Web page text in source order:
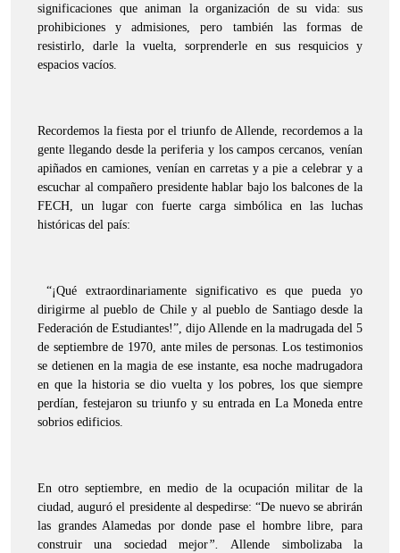
significaciones que animan la organización de su vida: sus
prohibiciones y admisiones, pero también las formas de
resistirlo, darle la vuelta, sorprenderle en sus resquicios y
espacios vacíos.
Recordemos la fiesta por el triunfo de Allende, recordemos a la
gente llegando desde la periferia y los campos cercanos, venían
apiñados en camiones, venían en carretas y a pie a celebrar y a
escuchar al compañero presidente hablar bajo los balcones de la
FECH, un lugar con fuerte carga simbólica en las luchas
históricas del país:
“¡Qué extraordinariamente significativo es que pueda yo
dirigirme al pueblo de Chile y al pueblo de Santiago desde la
Federación de Estudiantes!”, dijo Allende en la madrugada del 5
de septiembre de 1970, ante miles de personas. Los testimonios
se detienen en la magia de ese instante, esa noche madrugadora
en que la historia se dio vuelta y los pobres, los que siempre
perdían, festejaron su triunfo y su entrada en La Moneda entre
sobrios edificios.
En otro septiembre, en medio de la ocupación militar de la
ciudad, auguró el presidente al despedirse: “De nuevo se abrirán
las grandes Alamedas por donde pase el hombre libre, para
construir una sociedad mejor”. Allende simbolizaba la